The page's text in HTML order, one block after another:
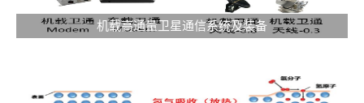
机载高通量卫星通信系统及装备